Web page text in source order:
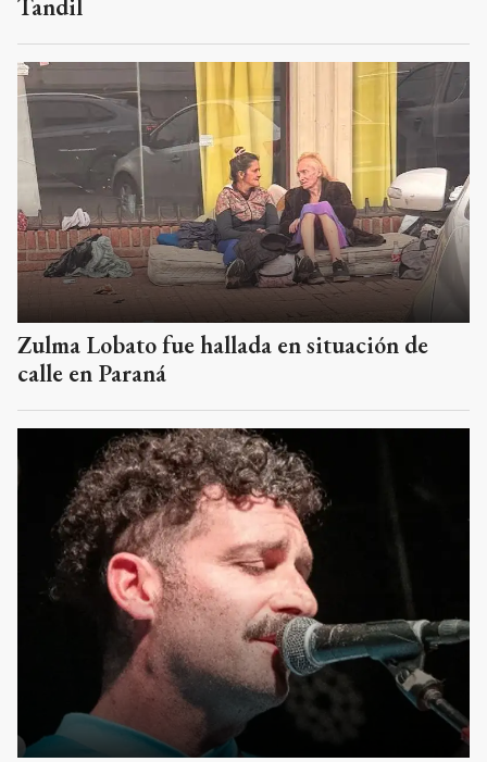
Tandil
Zulma Lobato fue hallada en situación de
calle en Paraná